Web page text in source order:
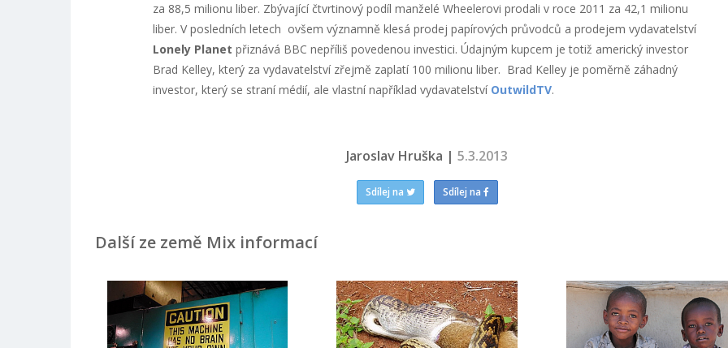
za 88,5 milionu liber. Zbývající čtvrtinový podíl manželé Wheelerovi prodali v roce 2011 za 42,1 milionu
liber. V posledních letech ovšem významně klesá prodej papírových průvodců a prodejem vydavatelství
Lonely Planet přiznává BBC nepříliš povedenou investici. Údajným kupcem je totiž americký investor
Brad Kelley, který za vydavatelství zřejmě zaplatí 100 milionu liber. Brad Kelley je poměrně záhadný
investor, který se straní médií, ale vlastní například vydavatelství OutwildTV.
Jaroslav Hruška |5.3.2013
Sdílej na Sdílej na
Další ze země Mix informací